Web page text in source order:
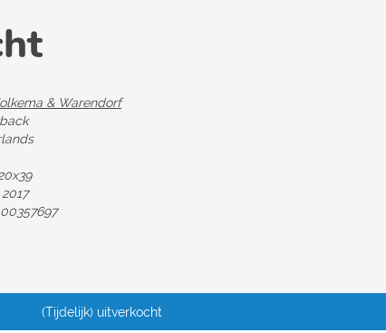
& Warendorf
(Tijdelijk) uitverkocht